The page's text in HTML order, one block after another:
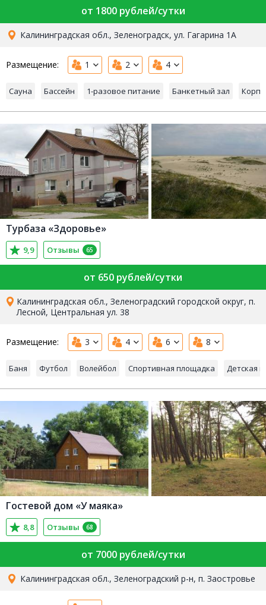
от 1800 рублей/сутки
Калининградская обл., Зеленоградск, ул. Гагарина 1А
Размещение: 1 2 4
Сауна Бассейн 1-разовое питание Банкетный зал
Турбаза «Здоровье»
9,9 Отзывы 65
от 650 рублей/сутки
Калининградская обл., Зеленоградский городской округ, п.
Лесной, Центральная ул. 38
Размещение: 3 4 6 8
Баня Футбол Волейбол Спортивная площадка Детская
Гостевой дом «У маяка»
8,8 Отзывы 68
от 7000 рублей/сутки
Калининградская обл., Зеленоградский р-н, п. Заостровье